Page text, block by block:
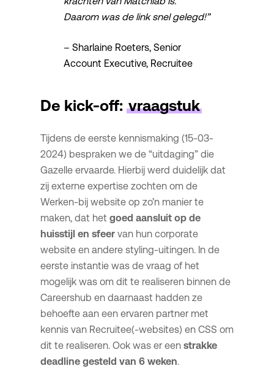
Daarom was de link snel gelegd!”
– Sharlaine Roeters, Senior
Account Executive, Recruitee
De kick-off: vraagstuk
Tijdens de eerste kennismaking (15-03-
2024) bespraken we de “uitdaging” die
Gazelle ervaarde. Hierbij werd duidelijk dat
zij externe expertise zochten om de
Werken-bij website op zo’n manier te
maken, dat het goed aansluit op de
huisstijl en sfeer van hun corporate
website en andere styling-uitingen. In de
eerste instantie was de vraag of het
mogelijk was om dit te realiseren binnen de
Careershub en daarnaast hadden ze
behoefte aan een ervaren partner met
kennis van Recruitee(-websites) en CSS om
dit te realiseren. Ook was er een strakke
deadline gesteld van 6 weken.